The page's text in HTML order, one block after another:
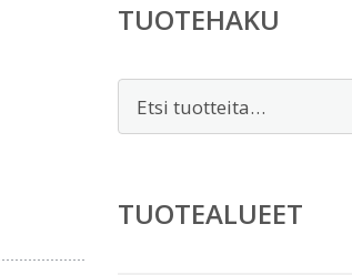
TUOTEHAKU
TUOTEALUEET